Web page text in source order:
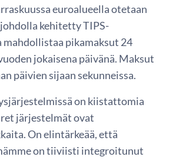
euroalueella otetaan
kehitetty TIPS-
mahdollistaa pikamaksut 24
jokaisena päivänä. Maksut
päivien sijaan sekunneissa.
on kiistattomia
järjestelmät ovat
On elintärkeää, että
on tiiviisti integroitunut